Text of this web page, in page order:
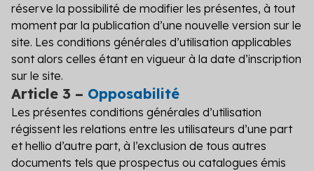
réserve la possibilité de modifier les présentes, à tout
moment par la publication d’une nouvelle version sur le
site. Les conditions générales d’utilisation applicables
sont alors celles étant en vigueur à la date d’inscription
sur le site.
Article 3 – Opposabilité
Les présentes conditions générales d’utilisation
régissent les relations entre les utilisateurs d’une part
et hellio d’autre part, à l’exclusion de tous autres
documents tels que prospectus ou catalogues émis